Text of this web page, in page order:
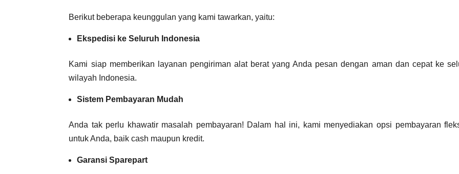
Berikut beberapa keunggulan yang kami tawarkan, yaitu:
Ekspedisi ke Seluruh Indonesia
Kami siap memberikan layanan pengiriman alat berat yang Anda pesan dengan aman dan cepat ke
wilayah Indonesia.
Sistem Pembayaran Mudah
Anda tak perlu khawatir masalah pembayaran! Dalam hal ini, kami menyediakan opsi pembayaran
untuk Anda, baik cash maupun kredit.
Garansi Sparepart